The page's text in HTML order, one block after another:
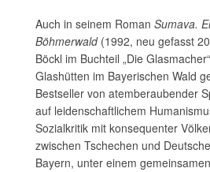
Auch in seinem Roman Sumava.
Böhmerwald(1992, neu gefasst
Böckl im Buchteil „Die
Glashütten im Bayerischen Wald
Bestseller von atemberaubender
auf leidenschaftlichem
Sozialkritik mit konsequenter
zwischen Tschechen und
Bayern, unter einem